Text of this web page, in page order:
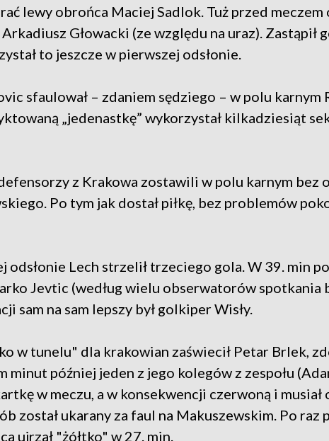
lewy obrońca Maciej Sadlok. Tuż przed meczem
Głowacki (ze względu na uraz). Zastąpił
to jeszcze w pierwszej odsłonie.
sfaulował – zdaniem sędziego – w polu karnym
„jedenastkę” wykorzystał kilkadziesiąt
z Krakowa zostawili w polu karnym bez
Po tym jak dostał piłkę, bez problemów
odsłonie Lech strzelił trzeciego gola. W 39. min
Jevtic (według wielu obserwatorów spotkania
sam na sam lepszy był golkiper Wisły.
w tunelu" dla krakowian zaświecił Petar Brlek,
minut później jeden z jego kolegów z zespołu
w meczu, a w konsekwencji czerwoną i musiał
został ukarany za faul na Makuszewskim. Po raz
ujrzał "żółtko" w 27. min.